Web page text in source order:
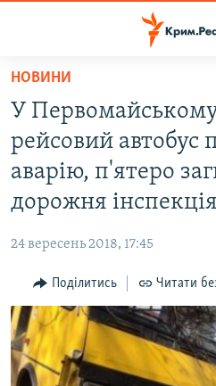
Перейти
основного
матеріалу
Перейти
до
основної
Перейти
пошуку
ВОДА.КРИМ
ВІДЕО ТА ФОТО
ПОГЛЯД
ІНТЕРВ'Ю
ВСЕ ЗА ДЕНЬ
СПЕЦПРОЕКТИ
НОВИНИ
У
рейсовий автобус
аварію, п'ятеро
дорожня інспекція
24 вересень 2018, 17:45
Поділитись Читати